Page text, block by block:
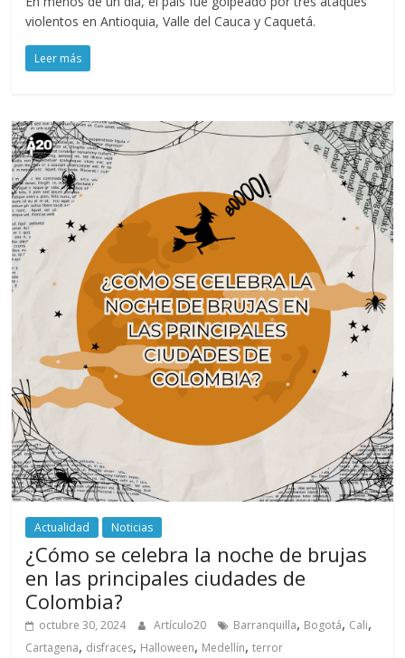
violentos en Antioquia, Valle del Cauca y Caquetá.
Leer más
Actualidad Noticias
¿Cómo se celebra la noche de brujas
en las principales ciudades de
Colombia?
octubre 30, 2024 Artículo20 Barranquilla, Bogotá, Cali,
Cartagena, disfraces, Halloween, Medellín,terror